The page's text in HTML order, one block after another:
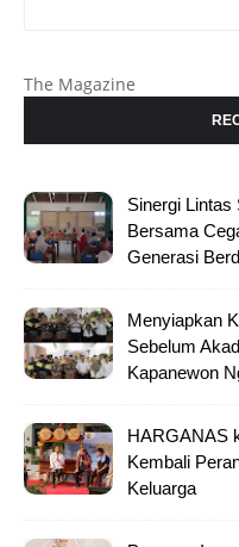
The Magazine
Sinergi Lintas
Bersama
Generasi
Menyiapkan
Sebelum
Kapanewon
HARGANAS
Kembali
Keluarga